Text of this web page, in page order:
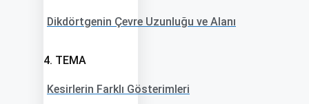
Dikdörtgenin Çevre Uzunluğu ve Alanı
4. TEMA
Kesirlerin Farklı Gösterimleri